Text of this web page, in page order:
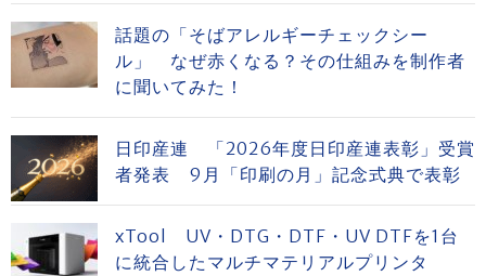
話題の「そばアレルギーチェックシー
ル」 なぜ赤くなる？その仕組みを制作者
に聞いてみた！
日印産連 「2026年度日印産連表彰」受賞
者発表 9月「印刷の月」記念式典で表彰
xTool UV・DTG・DTF・UV DTFを1台
に統合したマルチマテリアルプリンタ